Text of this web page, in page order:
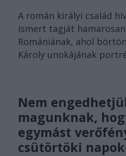
A román királyi család
ismert tagját
Romániának, ahol
Károly unokájának
Nem
magunknak,
egymást
csütörtöki